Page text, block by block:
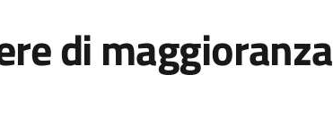
di maggioranza